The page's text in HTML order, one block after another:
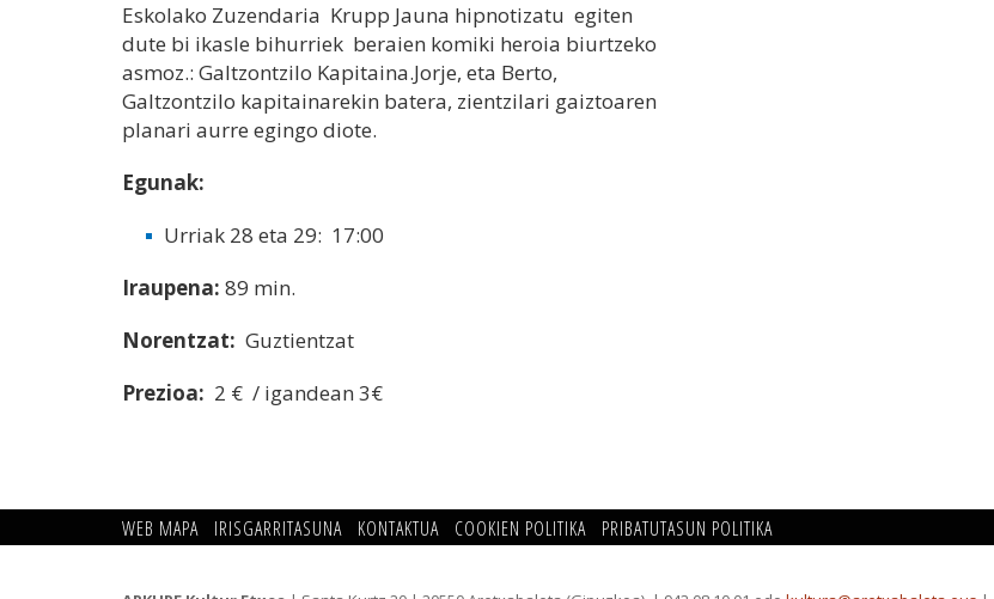
Eskolako Zuzendaria Krupp Jauna hipnotizatu egiten
dute bi ikasle bihurriek beraien komiki heroia biurtzeko
asmoz.: Galtzontzilo Kapitaina.Jorje, eta Berto,
Galtzontzilo kapitainarekin batera, zientzilari gaiztoaren
planari aurre egingo diote.
Egunak:
Urriak 28 eta 29: 17:00
Iraupena: 89 min.
Norentzat: Guztientzat
Prezioa: 2 € / igandean 3€
WEB MAPA IRISGARRITASUNA KONTAKTUA COOKIEN POLITIKA PRIBATUTASUN POLITIKA